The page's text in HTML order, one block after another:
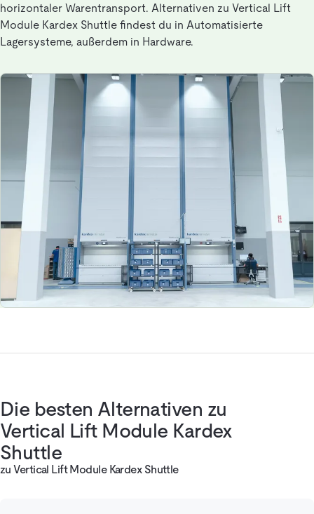
horizontaler Warentransport. Alternativen zu Vertical Lift
Module Kardex Shuttle findest du in Automatisierte
Lagersysteme, außerdem in Hardware.
Die besten Alternativen zu
Vertical Lift Module Kardex
Shuttle
zu Vertical Lift Module Kardex Shuttle